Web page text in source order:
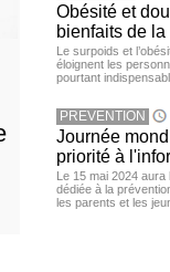
Obésité et
bienfaits de
Le surpoids et
éloignent les
pourtant
PREVENTION
Journée
priorité à
Le 15 mai 2024 aura
dédiée à la
les parents et les